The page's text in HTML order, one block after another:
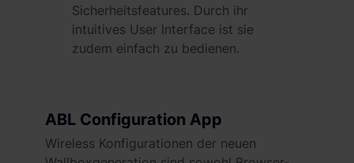
Sicherheitsfeatures. Durch ihr
intuitives User Interface ist sie
zudem einfach zu bedienen.
ABL Configuration App
Wireless Konfigurationen der neuen